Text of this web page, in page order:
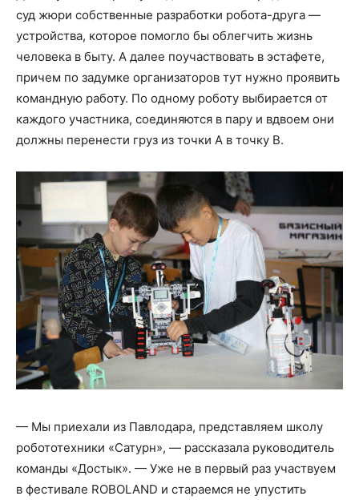
суд жюри собственные разработки робота-друга —
устройства, которое помогло бы облегчить жизнь
человека в быту. А далее поучаствовать в эстафете,
причем по задумке организаторов тут нужно проявить
командную работу. По одному роботу выбирается от
каждого участника, соединяются в пару и вдвоем они
должны перенести груз из точки А в точку В.
— Мы приехали из Павлодара, представляем школу
робототехники «Сатурн», — рассказала руководитель
команды «Достык». — Уже не в первый раз участвуем
в фестивале ROBOLAND и стараемся не упустить